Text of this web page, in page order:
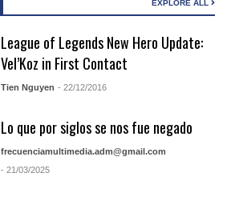
EXPLORE ALL
League of Legends New Hero Update:
Vel’Koz in First Contact
Tien Nguyen - 22/12/2016
Lo que por siglos se nos fue negado
frecuenciamultimedia.adm@gmail.com
- 21/03/2025